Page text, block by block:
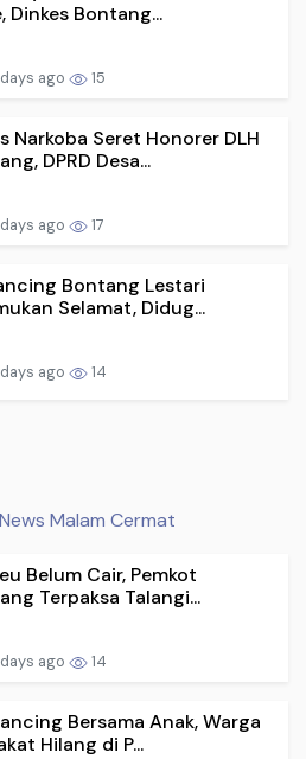
Dinkes Bontang...
ago 15
Narkoba Seret Honorer DLH
DPRD Desa...
ago 17
Bontang Lestari
Selamat, Didug...
ago 14
Malam Cermat
Belum Cair, Pemkot
Terpaksa Talangi...
ago 14
Bersama Anak, Warga
Hilang di P...